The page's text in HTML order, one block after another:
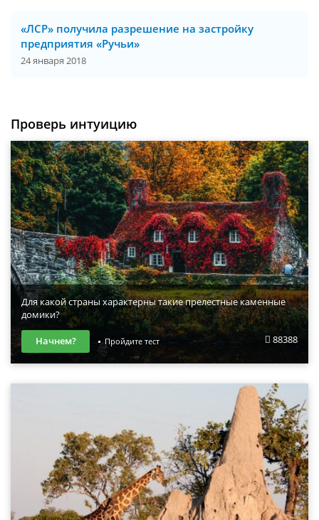
«ЛСР» получила разрешение на застройку
предприятия «Ручьи»
24 января 2018
Проверь интуицию
Для какой страны характерны такие прелестные каменные
домики?
88388
Начнем? Пройдите тест